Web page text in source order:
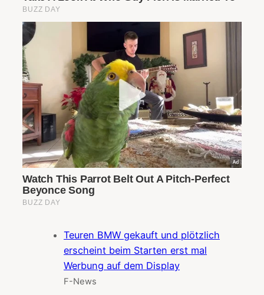
Teuren BMW gekauft und plötzlich
erscheint beim Starten erst mal
Werbung auf dem Display
F-News